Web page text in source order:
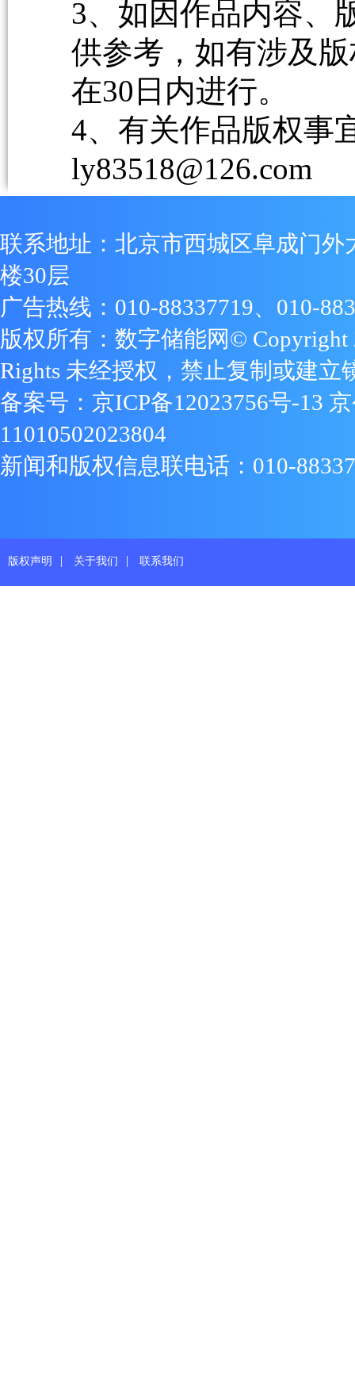
3、如因作品内容、
供参考，如有涉及
在30日内进行。
4、有关作品版权事
ly83518@126.com
联系地址：北京市西城区阜成门外
楼30层
广告热线：010-88337719、010-
版权所有：数字储能网© Copyright
Rights 未经授权，禁止复制或建立
备案号： 京ICP备12023756号-13
11010502023804
新闻和版权信息联电话：010-
版权声明 | 关于我们 | 联系我们